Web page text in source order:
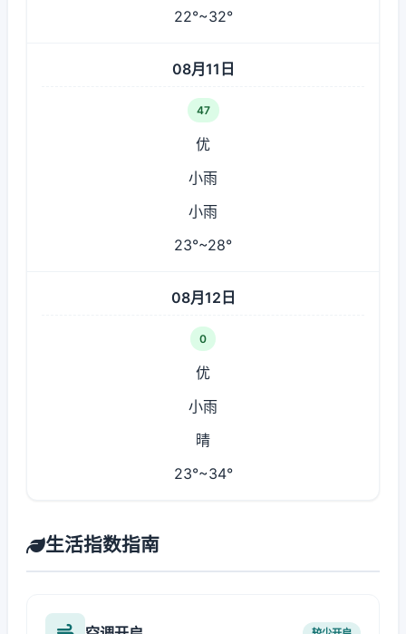
22°~32°
08月11日
47
优
小雨
小雨
23°~28°
08月12日
0
优
小雨
晴
23°~34°
生活指数指南